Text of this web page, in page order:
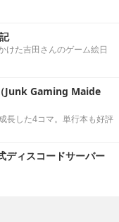
けた吉田さんのゲーム絵日
Junk Gaming Maide
長した4コマ。単行本も好評
ィスコードサーバー